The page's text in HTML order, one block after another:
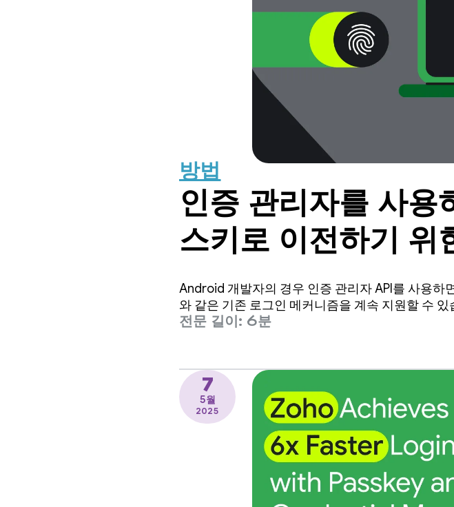
방법
인증 관리자를 사용
스키로 이전하기 위
Android 개발자의 경우 인증 관리자 API를 사용하
와 같은 기존 로그인 메커니즘을 계속 지원할 수 있
전문 길이: 6분
7
5월
2025